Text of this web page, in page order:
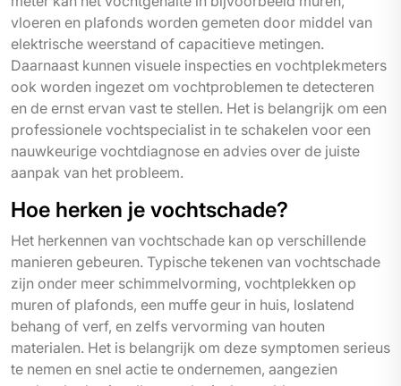
vloeren en plafonds worden gemeten door middel van
elektrische weerstand of capacitieve metingen.
Daarnaast kunnen visuele inspecties en vochtplekmeters
ook worden ingezet om vochtproblemen te detecteren
en de ernst ervan vast te stellen. Het is belangrijk om een
professionele vochtspecialist in te schakelen voor een
nauwkeurige vochtdiagnose en advies over de juiste
aanpak van het probleem.
Hoe herken je vochtschade?
Het herkennen van vochtschade kan op verschillende
manieren gebeuren. Typische tekenen van vochtschade
zijn onder meer schimmelvorming, vochtplekken op
muren of plafonds, een muffe geur in huis, loslatend
behang of verf, en zelfs vervorming van houten
materialen. Het is belangrijk om deze symptomen serieus
te nemen en snel actie te ondernemen, aangezien